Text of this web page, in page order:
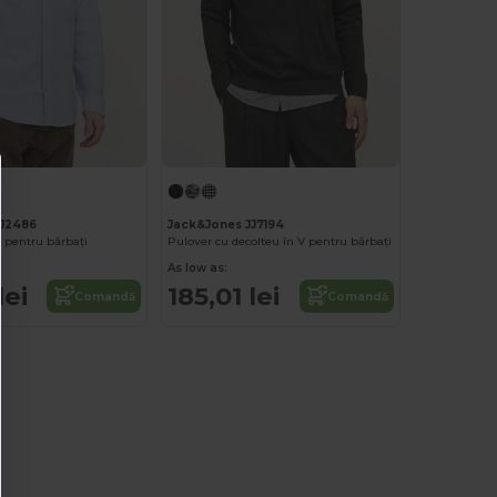
pentru bărbați
Comandă
Jack&Jones JJ7194
Pulover cu decolteu în V pentru bărbați
As low as:
185,01 lei Comandă